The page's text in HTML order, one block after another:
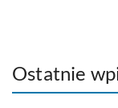
Ostatnie